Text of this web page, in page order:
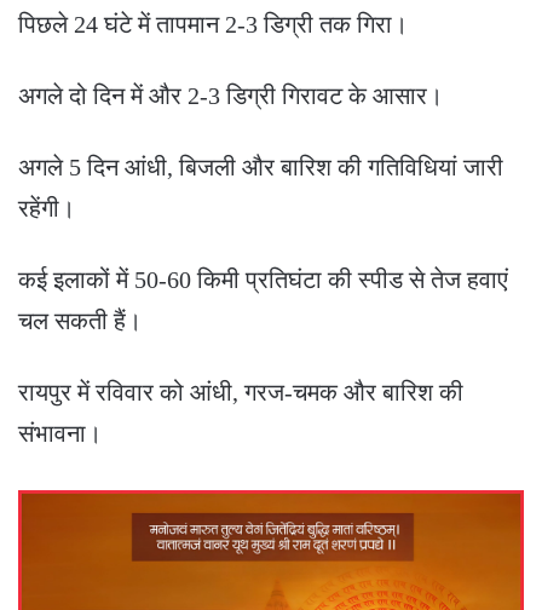
पिछले 24 घंटे में तापमान 2-3 डिग्री तक गिरा।
अगले दो दिन में और 2-3 डिग्री गिरावट के आसार।
अगले 5 दिन आंधी, बिजली और बारिश की गतिविधियां जारी
रहेंगी।
कई इलाकों में 50-60 किमी प्रतिघंटा की स्पीड से तेज हवाएं
चल सकती हैं।
रायपुर में रविवार को आंधी, गरज-चमक और बारिश की
संभावना।